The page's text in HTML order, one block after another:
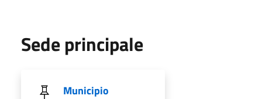
Sede principale
Municipio